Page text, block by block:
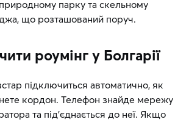
парку та скельному
що розташований поруч.
роумінг у Болгарії
підключиться автоматично, як
кордон. Телефон знайде мережу
та під’єднається до неї. Якщо